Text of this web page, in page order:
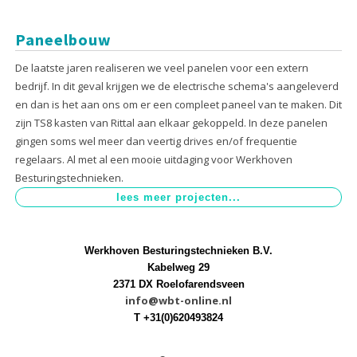
Paneelbouw
De laatste jaren realiseren we veel panelen voor een extern
bedrijf. In dit geval krijgen we de electrische schema's aangeleverd
en dan is het aan ons om er een compleet paneel van te maken. Dit
zijn TS8 kasten van Rittal aan elkaar gekoppeld. In deze panelen
gingen soms wel meer dan veertig drives en/of frequentie
regelaars. Al met al een mooie uitdaging voor Werkhoven
Besturingstechnieken.
Werkhoven Besturingstechnieken B.V.
Kabelweg 29
2371 DX Roelofarendsveen
info@wbt-online.nl
T +31(0)620493824